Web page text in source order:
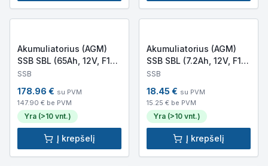
Akumuliatorius (AGM)
SSB SBL (65Ah, 12V, F13
M6, VRLA)
SSB
178.96 € su PVM
147.90 € be PVM
Yra (>10 vnt.)
Į krepšelį
Akumuliatorius (AGM)
SSB SBL (7.2Ah, 12V, F1,
VRLA)
SSB
18.45 € su PVM
15.25 € be PVM
Yra (>10 vnt.)
Į krepšelį